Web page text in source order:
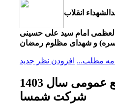
انقلاب
امام سید علی حسینی
و شهدای مظلوم رمضان
مطلب... افزودن نظر جدید
گزارش جلسه مجمع عمومی سال 1403
شرکت شمسا